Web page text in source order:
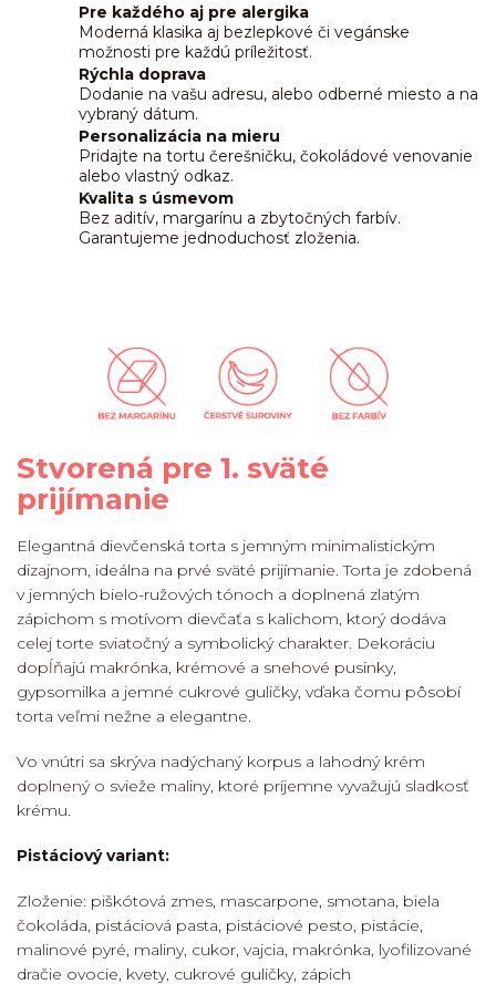
Pre každého aj pre alergika
Moderná klasika aj bezlepkové či vegánske
možnosti pre každú príležitosť.
Rýchla doprava
Dodanie na vašu adresu, alebo odberné miesto a na
vybraný dátum.
Personalizácia na mieru
Pridajte na tortu čerešničku, čokoládové venovanie
alebo vlastný odkaz.
Kvalita s úsmevom
Bez aditív, margarínu a zbytočných farbív.
Garantujeme jednoduchosť zloženia.
Stvorená pre 1. sväté
prijímanie
Elegantná dievčenská torta s jemným minimalistickým
dizajnom, ideálna na prvé sväté prijímanie. Torta je zdobená
v jemných bielo-ružových tónoch a doplnená zlatým
zápichom s motívom dievčaťa s kalichom, ktorý dodáva
celej torte sviatočný a symbolický charakter. Dekoráciu
dopĺňajú makrónka, krémové a snehové pusinky,
gypsomilka a jemné cukrové guličky, vďaka čomu pôsobí
torta veľmi nežne a elegantne.
Vo vnútri sa skrýva nadýchaný korpus a lahodný krém
doplnený o svieže maliny, ktoré príjemne vyvažujú sladkosť
krému.
Pistáciový variant:
Zloženie: piškótová zmes, mascarpone, smotana, biela
čokoláda, pistáciová pasta, pistáciové pesto, pistácie,
malinové pyré, maliny, cukor, vajcia, makrónka, lyofilizované
dračie ovocie, kvety, cukrové guličky, zápich